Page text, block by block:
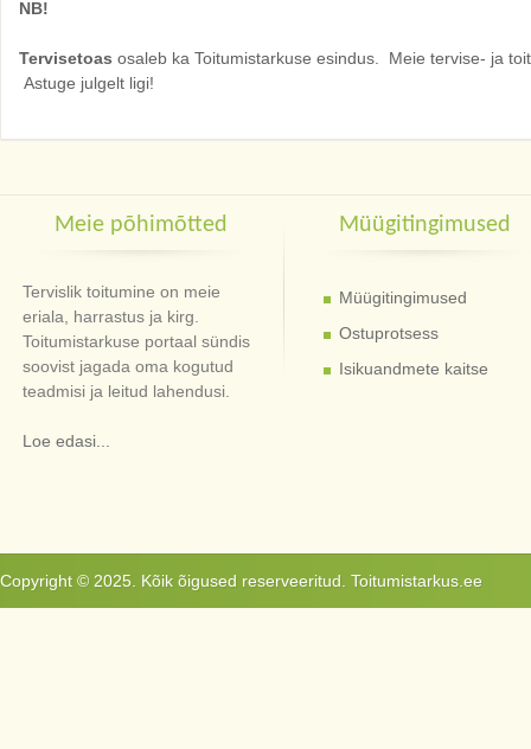
NB!
Tervisetoas osaleb ka Toitumistarkuse esindus. Meie tervise- ja
Astuge julgelt ligi!
Meie põhimõtted
Tervislik toitumine on meie
eriala, harrastus ja kirg.
Toitumistarkuse portaal sündis
soovist jagada oma kogutud
teadmisi ja leitud lahendusi.
Loe edasi...
Müügitingimused
Müügitingimused
Ostuprotsess
Isikuandmete kaitse
Copyright © 2025. Kõik õigused reserveeritud. Toitumistarkus.ee